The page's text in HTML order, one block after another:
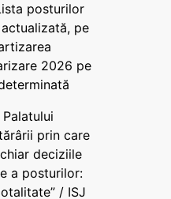
posturilor
pe
2026 pe
prin care
deciziile
a posturilor:
/ ISJ